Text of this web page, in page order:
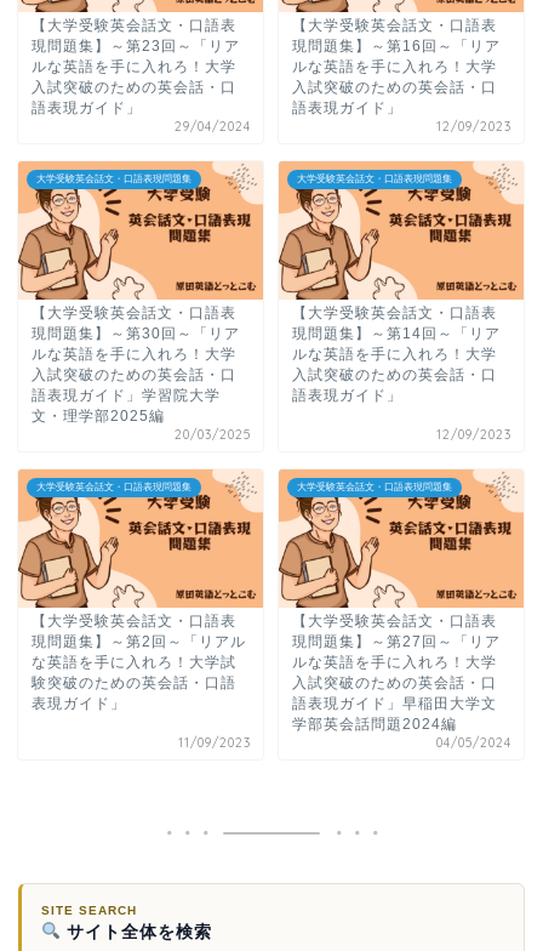
【大学受験英会話文・口語表
現問題集】～第23回～「リア
ルな英語を手に入れろ！大学
入試突破のための英会話・口
語表現ガイド」
29/04/2024
【大学受験英会話文・口語表
現問題集】～第16回～「リア
ルな英語を手に入れろ！大学
入試突破のための英会話・口
語表現ガイド」
12/09/2023
大学受験英会話文・口語表現問題集
【大学受験英会話文・口語表
現問題集】～第30回～「リア
ルな英語を手に入れろ！大学
入試突破のための英会話・口
語表現ガイド」学習院大学
文・理学部2025編
20/03/2025
大学受験英会話文・口語表現問題集
【大学受験英会話文・口語表
現問題集】～第14回～「リア
ルな英語を手に入れろ！大学
入試突破のための英会話・口
語表現ガイド」
12/09/2023
大学受験英会話文・口語表現問題集
【大学受験英会話文・口語表
現問題集】～第2回～「リアル
な英語を手に入れろ！大学試
験突破のための英会話・口語
表現ガイド」
11/09/2023
大学受験英会話文・口語表現問題集
【大学受験英会話文・口語表
現問題集】～第27回～「リア
ルな英語を手に入れろ！大学
入試突破のための英会話・口
語表現ガイド」早稲田大学文
学部英会話問題2024編
04/05/2024
SITE SEARCH
サイト全体を検索